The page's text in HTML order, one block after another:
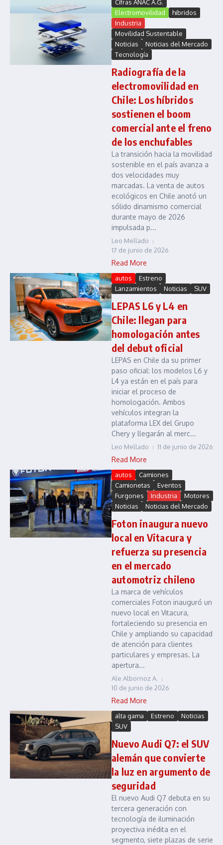
Cifras ANAC A.G.
Electromovilidad
hibridos
Industria
Movilidad Sustentable
Noticias
Noticias del Mercado
Tecnología
Radiografía de la
electromovilidad en
Chile: Los híbridos
sostienen el boom
comercial ante el freno
de los enchufables
La transición hacia la movilidad
sostenible en el país avanza a
dos velocidades muy
marcadas. La venta de autos
ecológicos en Chile anotó un
sólido dinamismo comercial
durante mayo de 2026
impulsada p...
Leo Mellado
17 de junio de 2026
Read More
autos
Estreno
Lanzamientos
Noticias SUV
LEPAS L6 y L4 en
Chile: llegan para
homologación antes
del debut oficial
LEPAS en Chile da su primer
paso oficial: los modelos L6 y
L4 ya están en el país para
iniciar el proceso de
homologación. Ambos
vehículos integran la
plataforma LEX del Grupo
Chery y llegarán al merc...
Leo Mellado 11 de junio de 2026
Read More
autos
Camiones
Camionetas
Eventos
Furgones
Industria
Motores
Noticias
Noticias del Mercado
Foton inaugura nuevo
local en Vitacura y
refuerza su presencia
en el mercado
automotriz chileno
La marca de vehículos
comerciales Foton inauguró un
nuevo local en Vitacura,
fortaleciendo su presencia en
Chile y ampliando su capacidad
de atención para clientes
particulares y empresas. La
apertura...
Ale Albornoz A.
10 de junio de 2026
Read More
alta gama Estreno
Noticias
SUV
Nuevo Audi Q7: el SUV
alemán que convierte
la luz en argumento de
seguridad
El nuevo Audi Q7 debuta en su
tercera generación con
tecnología de iluminación
proyectiva inédita en el
segmento, siete plazas de serie